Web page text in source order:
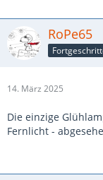
RoPe65
14. März 2025
Die einzige
Fernlicht -